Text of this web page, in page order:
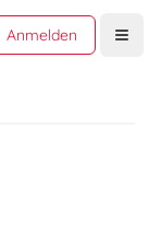
Anmelden